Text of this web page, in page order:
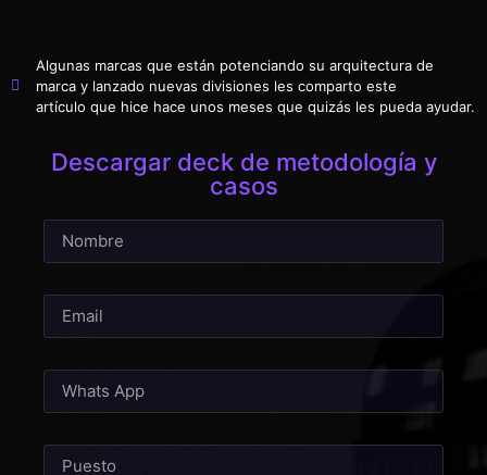
Descargar deck de metodología y
casos
Algunas marcas que están potenciando su arquitectura de
marca y lanzado nuevas divisiones les comparto este
artículo que hice hace unos meses que quizás les pueda ayudar.